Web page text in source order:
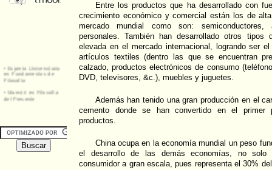
Entre los productos que ha desarrollado con
crecimiento económico y comercial están los de
mercado mundial como son: semiconductores,
personales. También han desarrollado otros tipos
elevada en el mercado internacional, logrando ser
artículos textiles (dentro las que se encuentran
calzado, productos electrónicos de consumo
DVD, televisores, &c.), muebles y juguetes.
Además han tenido una gran producción en el
cemento donde se han convertido en el primer
productos.
China ocupa en la economía mundial un peso
el desarrollo de las demás economías, no solo
consumidor a gran escala, pues representa el 30%